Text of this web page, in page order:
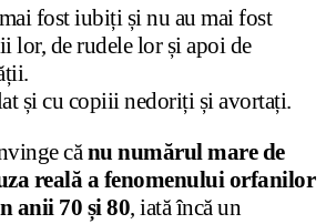
fost iubiți și nu au mai fost
lor, de rudele lor și apoi de
și cu copiii nedoriți și avortați.
cănu numărul mare de
reală a fenomenului orfanilor
anii 70 și 80, iată încă un